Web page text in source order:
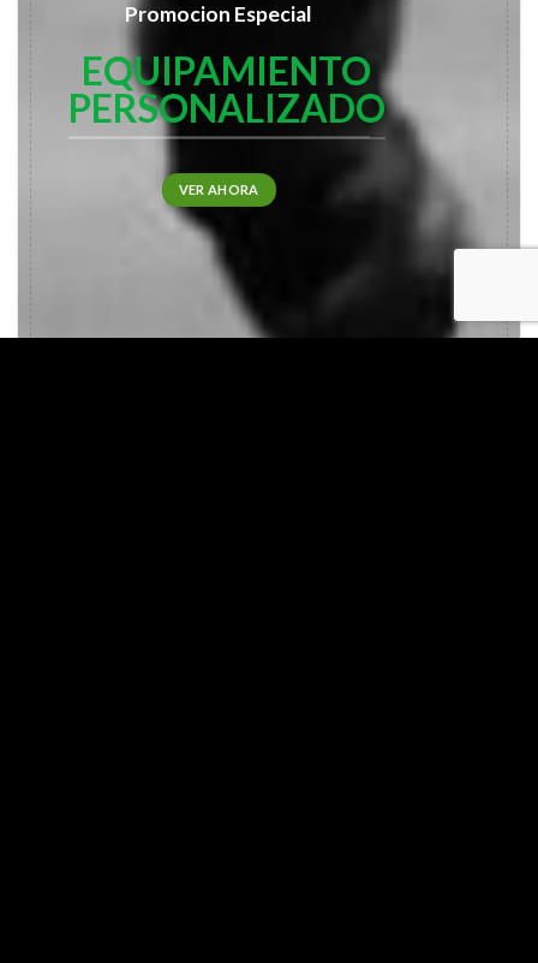
Promocion Especial
EQUIPAMIENTO
PERSONALIZADO
VER AHORA